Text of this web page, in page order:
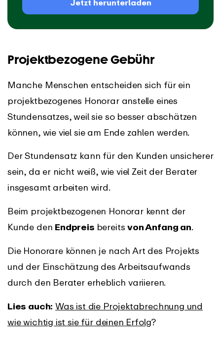
Jetzt herunterladen
Projektbezogene Gebühr
Manche Menschen entscheiden sich für ein
projektbezogenes Honorar anstelle eines
Stundensatzes, weil sie so besser abschätzen
können, wie viel sie am Ende zahlen werden.
Der Stundensatz kann für den Kunden unsicherer
sein, da er nicht weiß, wie viel Zeit der Berater
insgesamt arbeiten wird.
Beim projektbezogenen Honorar kennt der
Kunde den Endpreis bereitsvon Anfang an.
Die Honorare können je nach Art des Projekts
und der Einschätzung des Arbeitsaufwands
durch den Berater erheblich variieren.
Lies auch: Was ist die Projektabrechnung und
wie wichtig ist sie für deinen Erfolg?